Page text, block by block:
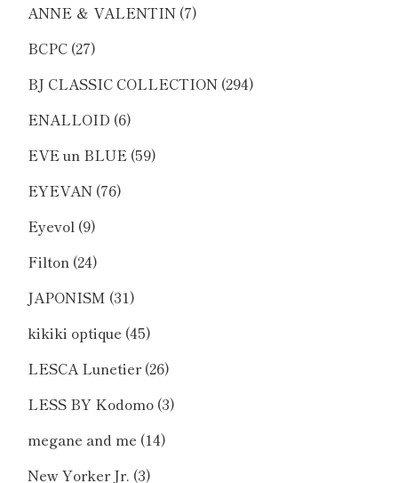
ANNE ＆ VALENTIN (7)
BCPC (27)
BJ CLASSIC COLLECTION (294)
ENALLOID (6)
EVE un BLUE (59)
EYEVAN (76)
Eyevol (9)
Filton (24)
JAPONISM (31)
kikiki optique (45)
LESCA Lunetier(26)
LESS BY Kodomo (3)
megane and me (14)
New Yorker Jr. (3)